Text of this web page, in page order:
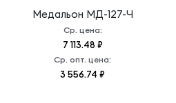
Медальон МД-127-Ч
Ср. цена:
7 113.48 ₽
Ср. опт. цена:
3 556.74 ₽